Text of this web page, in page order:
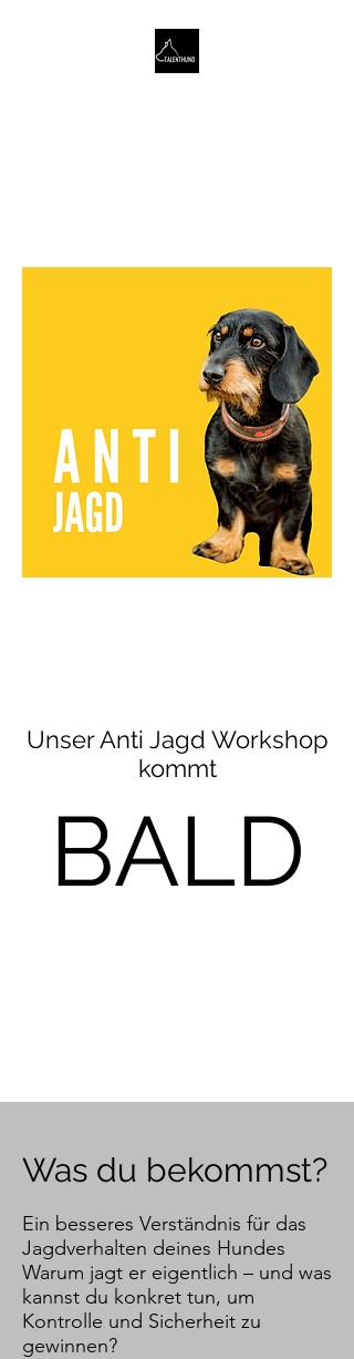
Unser Anti Jagd Workshop
kommt
BALD
Was du bekommst?
Ein besseres Verständnis für das
Jagdverhalten deines Hundes
Warum jagt er eigentlich – und was
kannst du konkret tun, um
Kontrolle und Sicherheit zu
gewinnen?